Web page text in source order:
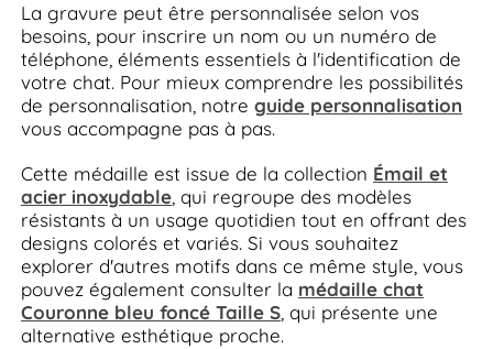
La gravure peut être personnalisée selon vos
besoins, pour inscrire un nom ou un numéro de
téléphone, éléments essentiels à l'identification de
votre chat. Pour mieux comprendre les possibilités
de personnalisation, notre guide personnalisation
vous accompagne pas à pas.
Cette médaille est issue de la collection Émail et
acier inoxydable, qui regroupe des modèles
résistants à un usage quotidien tout en offrant des
designs colorés et variés. Si vous souhaitez
explorer d'autres motifs dans ce même style, vous
pouvez également consulter la médaille chat
Couronne bleu foncé Taille S, qui présente une
alternative esthétique proche.